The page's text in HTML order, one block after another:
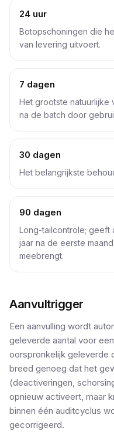
24 uur
Botopschoningen die
van levering uitvoert.
7 dagen
Het grootste
na de batch door
30 dagen
Het belangrijkste
90 dagen
Long-tailcontrole; geeft
jaar na de eerste
meebrengt.
Aanvultrigger
Een aanvulling wordt
geleverde aantal voor
oorspronkelijk geleverde
breed genoeg dat het
(deactiveringen,
opnieuw activeert, maar
binnen één auditcyclus
gecorrigeerd.